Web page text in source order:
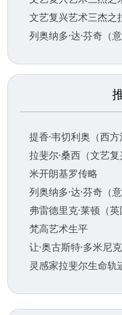
文艺复兴艺术三杰之
列奥纳多·达·芬奇（
提香·韦切利奥（西
拉斐尔·桑西（文艺复
米开朗基罗传略
列奥纳多·达·芬奇（
弗雷德里克·莱顿（英
梵高艺术生平
让·奥古斯特·多米尼
灵感家拉斐尔生命轨